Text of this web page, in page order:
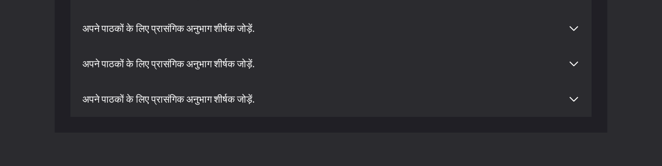
अपने पाठकों के लिए प्रासंगिक अनुभाग शीर्षक जोड़ें.
अपने पाठकों के लिए प्रासंगिक अनुभाग शीर्षक जोड़ें.
अपने पाठकों के लिए प्रासंगिक अनुभाग शीर्षक जोड़ें.